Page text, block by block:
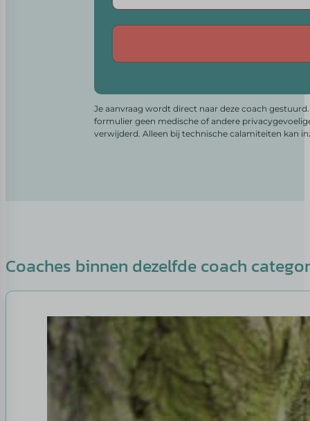
Je aanvraag wordt direct naar deze coach
formulier geen medische of andere
verwijderd. Alleen bij technische calamiteiten kan
Coaches binnen dezelfde coach